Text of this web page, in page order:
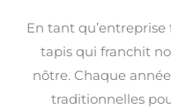
En tant
tapis qui franchit
nôtre. Chaque
traditionnelles